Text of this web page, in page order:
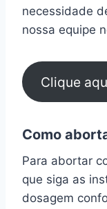
necessidade
nossa equipe
Clique
Como
Para abortar
que siga as
dosagem